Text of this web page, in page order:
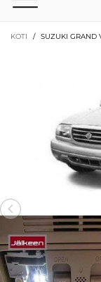
KOTI / SUZUKI GRAND